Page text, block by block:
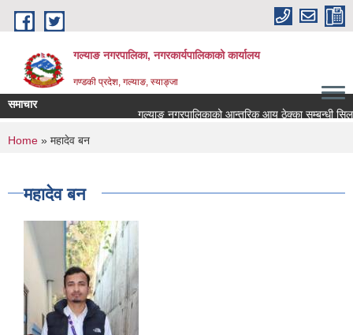
Skip to main content
गल्याङ नगरपालिका, नगरकार्यपालिकाको कार्यालय
गण्डकी प्रदेश, गल्याङ, स्याङ्जा
समाचार
गल्याङ नगरपालिकाको आन्तरिक आय ठेक्का सम्बन्धी
You are here
Home » महादेव बन
महादेव बन